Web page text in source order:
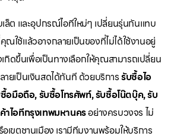
ล็ต และอุปกรณ์ไอทีใหม่ๆ เปลี่ยนรุ่นกันแทบ
ใช้แล้วอาจกลายเป็นของที่ไม่ได้ใช้งานอยู่
เกิดขึ้นเพื่อเป็นทางเลือกให้คุณสามารถเปลี่ยน
ยเป็นเงินสดได้ทันที ด้วยบริการรับซื้อไอ
อมือถือ, รับซื้อโทรศัพท์, รับซื้อโน๊ตบุ๊ค, รับ
ไอทีกรุงเทพมหานครอย่างครบวงจร ไม่
เขตชานเมือง เรามีทีมงานพร้อมให้บริการ